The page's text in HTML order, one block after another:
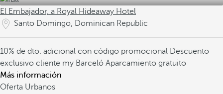
El Embajador, a Royal Hideaway Hotel
Santo Domingo, Dominican Republic
10% de dto. adicional con código promocional Descuento
exclusivo cliente my Barceló Aparcamiento gratuito
Más información
Oferta Urbanos